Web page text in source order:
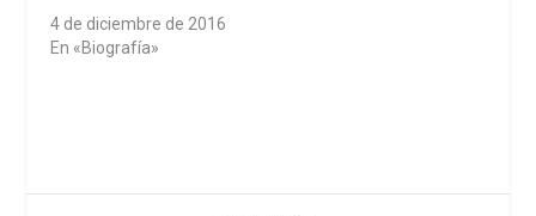
4 de diciembre de 2016
En «Biografía»